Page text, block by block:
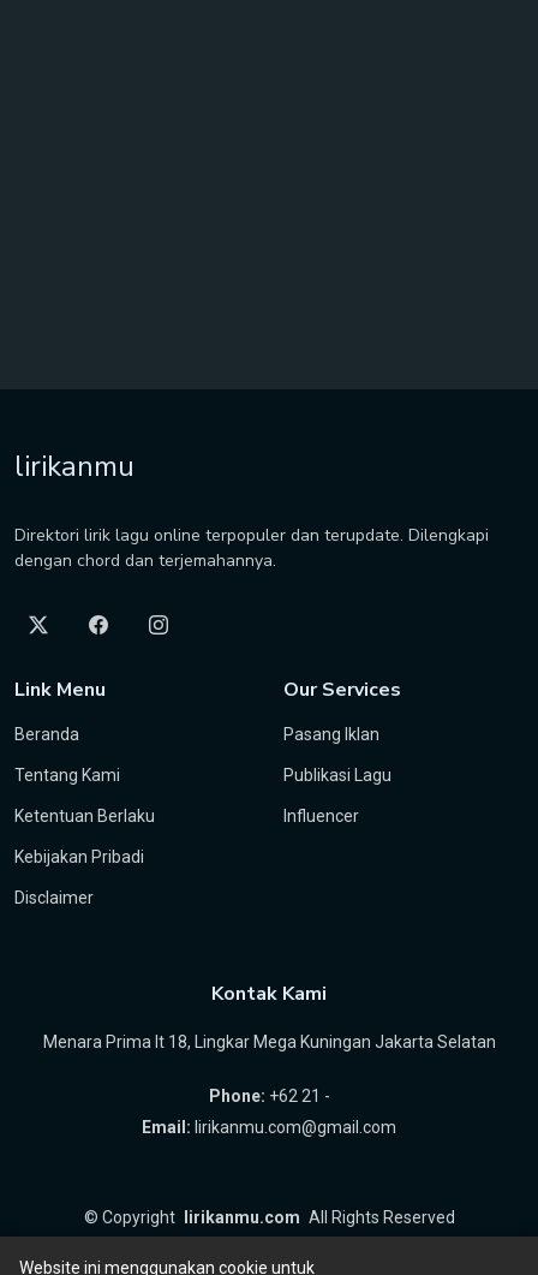
lirikanmu
Direktori lirik lagu online terpopuler dan terupdate. Dilengkapi
dengan chord dan terjemahannya.
Link Menu
Beranda
Tentang Kami
Ketentuan Berlaku
Kebijakan Pribadi
Disclaimer
Our Services
Pasang Iklan
Publikasi Lagu
Influencer
Kontak Kami
Menara Prima lt 18, Lingkar Mega Kuningan Jakarta Selatan
Phone: +62 21 -
Email: lirikanmu.com@gmail.com
© Copyright lirikanmu.com All Rights Reserved
Website ini menggunakan cookie untuk